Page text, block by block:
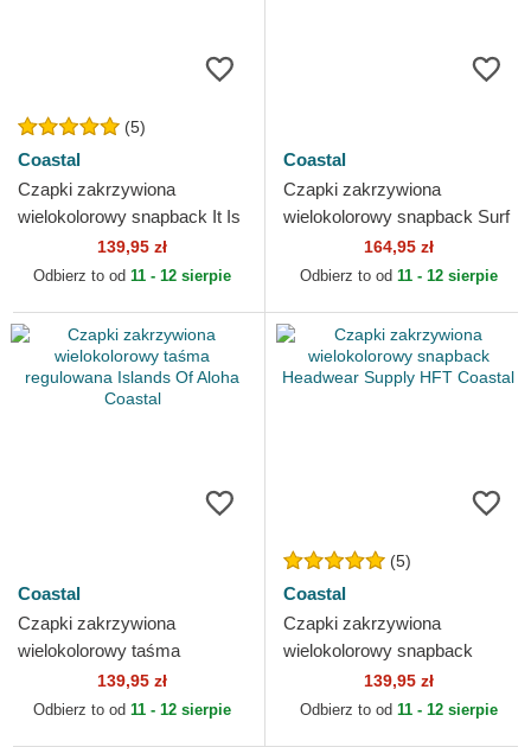
(5)
Coastal
Czapki zakrzywiona
wielokolorowy snapback It Is
Easy Being Green HFT
Coastal
139,95 zł
Odbierz to od 11 - 12 sierpie
Coastal
Czapki zakrzywiona
wielokolorowy snapback Surf
Frenzy HFT Coastal
164,95 zł
Odbierz to od 11 - 12 sierpie
Coastal
Czapki zakrzywiona
wielokolorowy taśma
regulowana Islands Of Aloha
Coastal
139,95 zł
Odbierz to od 11 - 12 sierpie
(5)
Coastal
Czapki zakrzywiona
wielokolorowy snapback
Headwear Supply HFT
Coastal
139,95 zł
Odbierz to od 11 - 12 sierpie